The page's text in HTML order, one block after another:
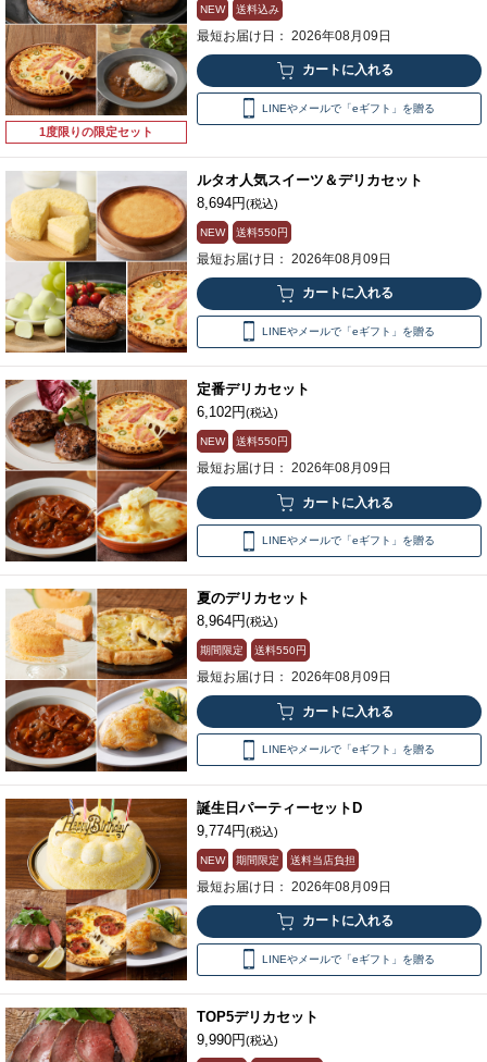
1度限りの限定セット
NEW 送料込み
最短お届け日： 2026年08月09日
LINEやメールで「eギフト」を贈る
ルタオ人気スイーツ＆デリカセット
8,694円(税込)
NEW 送料550円
最短お届け日： 2026年08月09日
LINEやメールで「eギフト」を贈る
定番デリカセット
6,102円(税込)
NEW 送料550円
最短お届け日： 2026年08月09日
LINEやメールで「eギフト」を贈る
夏のデリカセット
8,964円(税込)
期間限定 送料550円
最短お届け日： 2026年08月09日
LINEやメールで「eギフト」を贈る
誕生日パーティーセットD
9,774円(税込)
NEW 期間限定 送料当店負担
最短お届け日： 2026年08月09日
LINEやメールで「eギフト」を贈る
TOP5デリカセット
9,990円(税込)